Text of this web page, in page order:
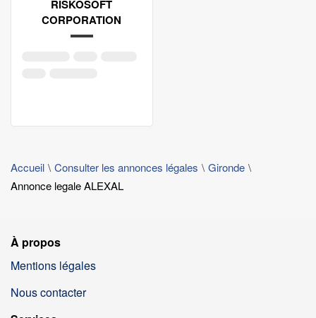
RISKOSOFT
CORPORATION
Accueil Consulter les annonces légales
Gironde
Annonce legale ALEXAL
À propos
Mentions légales
Nous contacter